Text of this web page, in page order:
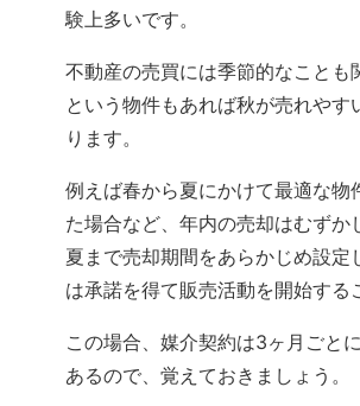
験上多いです。
不動産の売買には季節的なことも
という物件もあれば秋が売れやす
ります。
例えば春から夏にかけて最適な物
た場合など、年内の売却はむずか
夏まで売却期間をあらかじめ設定
は承諾を得て販売活動を開始する
この場合、媒介契約は3ヶ月ごと
あるので、覚えておきましょう。